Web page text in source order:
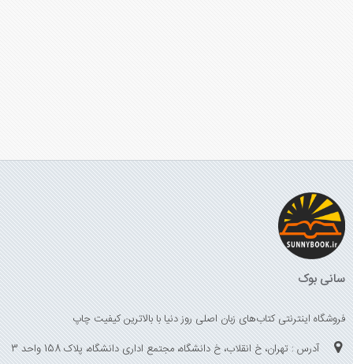
سانی بوک
فروشگاه اینترنتی کتاب‌های زبان اصلی روز دنیا با بالاترین کیفیت چاپ
آدرس : تهران، خ انقلاب، خ دانشگاه، مجتمع اداری دانشگاه، پلاک 158 واحد 3